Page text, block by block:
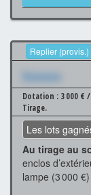
Replier (provis.)
Xxxxxxx
Dotation : 3 000 €
Tirage.
Les lots
Au tirage au
enclos
lampe (3 000 €)